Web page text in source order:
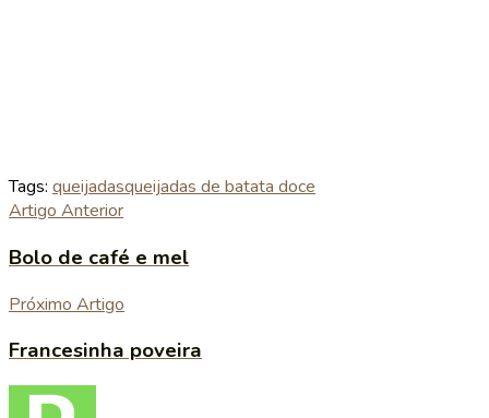
Tags: queijadasqueijadas de batata doce
Artigo Anterior
Bolo de café e mel
Próximo Artigo
Francesinha poveira